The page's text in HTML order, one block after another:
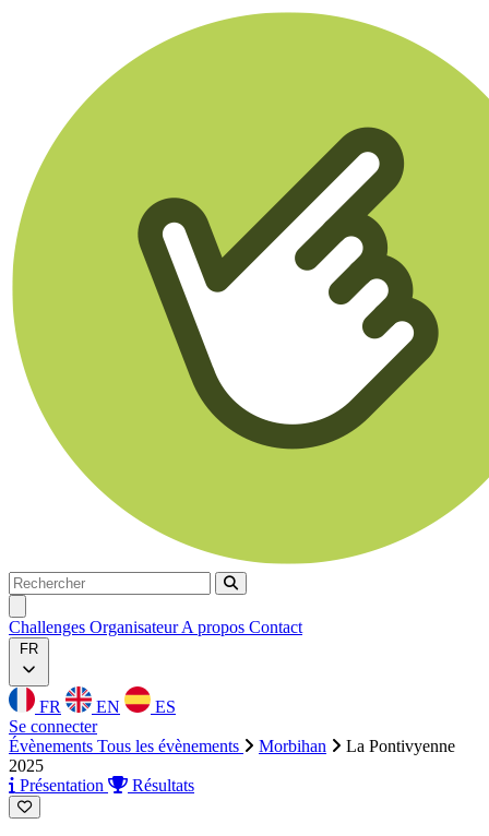
Rechercher
Rechercher
Challenges OrganisateurA propos Contact
FR
FR EN
ES
Se connecter
Évènements Tous les évènements Morbihan
La Pontivyenne
2025
Présentation
Résultats